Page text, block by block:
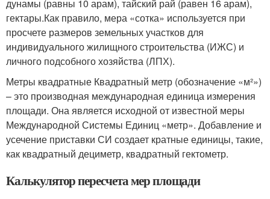
дунамы (равны 10 арам), тайский рай (равен 16 арам),
гектары.Как правило, мера «сотка» используется при
просчете размеров земельных участков для
индивидуального жилищного строительства (ИЖС) и
личного подсобного хозяйства (ЛПХ).
Метры квадратные Квадратный метр (обозначение «м²»)
– это производная международная единица измерения
площади. Она является исходной от известной меры
Международной Системы Единиц «метр». Добавление и
усечение приставки СИ создает кратные единицы, такие,
как квадратный дециметр, квадратный гектометр.
Калькулятор пересчета мер площади